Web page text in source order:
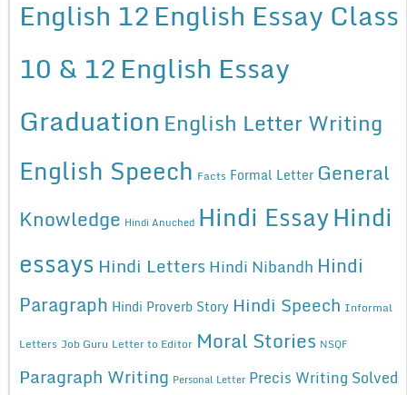
English 12English Essay Class
10 & 12English Essay
Graduation English Letter Writing
English Speech Facts Formal Letter General
Knowledge Hindi Anuched Hindi EssayHindi
essays Hindi Letters Hindi Nibandh Hindi
Paragraph Hindi Proverb Story Hindi Speech Informal
Letters Job Guru Letter to Editor Moral Stories NSQF
Paragraph Writing Personal Letter Precis Writing Solved